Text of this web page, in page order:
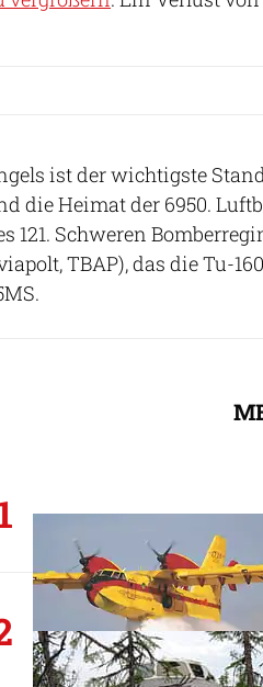
ist der wichtigste
die Heimat der 6950.
121. Schweren
TBAP), das die Tu-